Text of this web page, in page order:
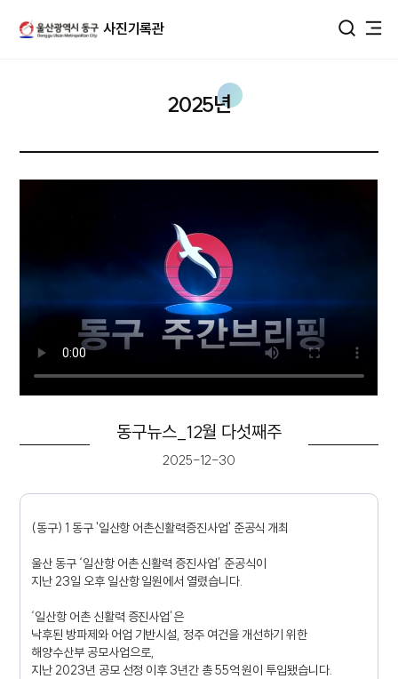
사진기록관
2025년
동구뉴스_12월 다섯째주
2025-12-30
(동구) 1 동구 '일산항 어촌신활력증진사업' 준공식 개최
울산 동구 ‘일산항 어촌 신활력 증진사업’ 준공식이
지난 23일 오후 일산항 일원에서 열렸습니다.
‘일산항 어촌 신활력 증진사업’은
낙후된 방파제와 어업 기반시설, 정주 여건을 개선하기 위한
해양수산부 공모사업으로,
지난 2023년 공모 선정 이후 3년간 총 55억 원이 투입됐습니다.